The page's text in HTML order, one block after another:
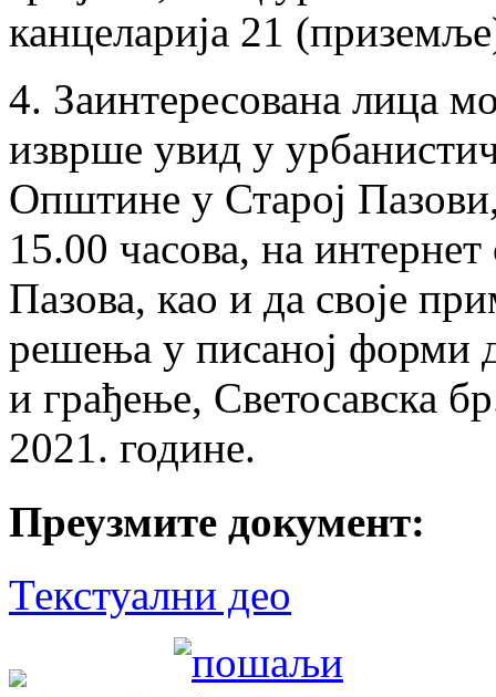
канцеларија 21
4. Заинтересована лица
изврше увид у
Општине у Старој
15.00 часова, на
Пазова, као и да своје
решења у писаној форми
и грађење, Светосавска
2021. године.
Преузмите документ:
Текстуални део